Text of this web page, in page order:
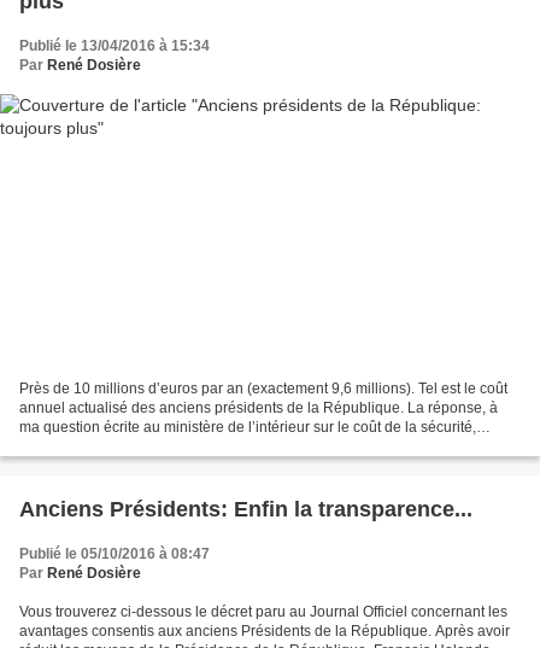
Publié le 13/04/2016 à 15:34
Par René Dosière
Près de 10 millions d’euros par an (exactement 9,6 millions). Tel est le coût
annuel actualisé des anciens présidents de la République. La réponse, à
ma question écrite au ministère de l’intérieur sur le coût de la sécurité,
Anciens Présidents: Enfin la transparence...
Publié le 05/10/2016 à 08:47
Par René Dosière
Vous trouverez ci-dessous le décret paru au Journal Officiel concernant les
avantages consentis aux anciens Présidents de la République. Après avoir